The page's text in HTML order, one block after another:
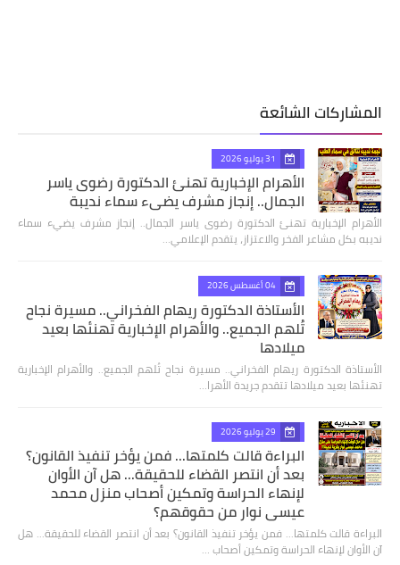
المشاركات الشائعة
31 يوليو 2026
الأهرام الإخبارية تهنئ الدكتورة رضوى ياسر
الجمال.. إنجاز مشرف يضيء سماء نديبة
الأهرام الإخبارية تهنئ الدكتورة رضوى ياسر الجمال.. إنجاز مشرف يضيء سماء
نديبه بكل مشاعر الفخر والاعتزاز، يتقدم الإعلامي…
04 أغسطس 2026
الأستاذة الدكتورة ريهام الفخراني.. مسيرة نجاح
تُلهم الجميع.. والأهرام الإخبارية تهنئها بعيد
ميلادها
الأستاذة الدكتورة ريهام الفخراني.. مسيرة نجاح تُلهم الجميع.. والأهرام الإخبارية
تهنئها بعيد ميلادها تتقدم جريدة الأهرا…
29 يوليو 2026
البراءة قالت كلمتها... فمن يؤخر تنفيذ القانون؟
بعد أن انتصر القضاء للحقيقة... هل آن الأوان
لإنهاء الحراسة وتمكين أصحاب منزل محمد
عيسى نوار من حقوقهم؟
البراءة قالت كلمتها... فمن يؤخر تنفيذ القانون؟ بعد أن انتصر القضاء للحقيقة... هل
آن الأوان لإنهاء الحراسة وتمكين أصحاب …